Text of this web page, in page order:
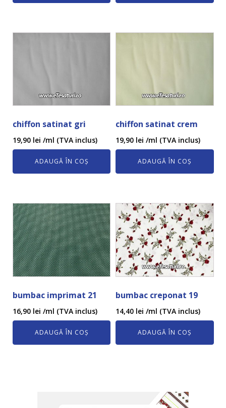
chiffon satinat gri
19,90 lei /ml (TVA inclus)
ADAUGĂ ÎN COȘ
chiffon satinat crem
19,90 lei /ml (TVA inclus)
ADAUGĂ ÎN COȘ
bumbac imprimat 21
16,90 lei /ml (TVA inclus)
ADAUGĂ ÎN COȘ
bumbac creponat 19
14,40 lei /ml (TVA inclus)
ADAUGĂ ÎN COȘ